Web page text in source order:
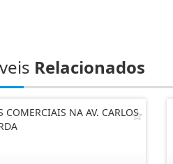
Relacionados
COMERCIAIS NA AV. CARLOS